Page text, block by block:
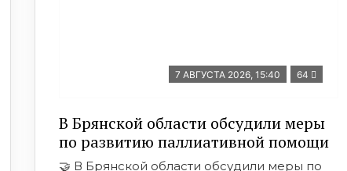
7 АВГУСТА 2026, 15:40 64
В Брянской области обсудили меры
по развитию паллиативной помощи
🤝 В Брянской области обсудили меры по